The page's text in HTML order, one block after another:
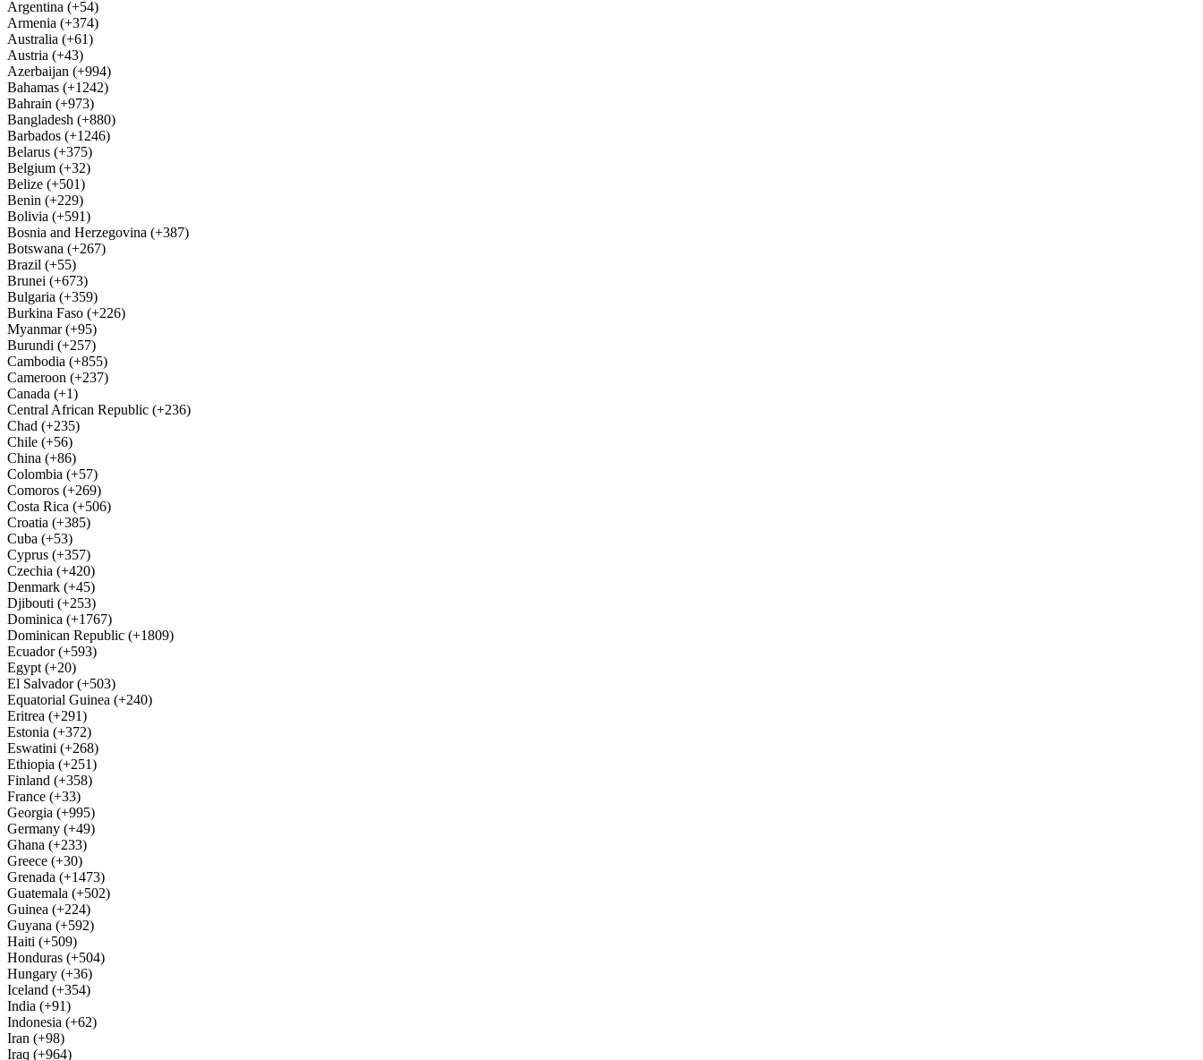
Argentina (+54)
Armenia (+374)
Australia (+61)
Austria (+43)
Azerbaijan (+994)
Bahamas (+1242)
Bahrain (+973)
Bangladesh (+880)
Barbados (+1246)
Belarus (+375)
Belgium (+32)
Belize (+501)
Benin (+229)
Bolivia (+591)
Bosnia and Herzegovina (+387)
Botswana (+267)
Brazil (+55)
Brunei (+673)
Bulgaria (+359)
Burkina Faso (+226)
Myanmar (+95)
Burundi (+257)
Cambodia (+855)
Cameroon (+237)
Canada (+1)
Central African Republic (+236)
Chad (+235)
Chile (+56)
China (+86)
Colombia (+57)
Comoros (+269)
Costa Rica (+506)
Croatia (+385)
Cuba (+53)
Cyprus (+357)
Czechia (+420)
Denmark (+45)
Djibouti (+253)
Dominica (+1767)
Dominican Republic (+1809)
Ecuador (+593)
Egypt (+20)
El Salvador (+503)
Equatorial Guinea (+240)
Eritrea (+291)
Estonia (+372)
Eswatini (+268)
Ethiopia (+251)
Finland (+358)
France (+33)
Georgia (+995)
Germany (+49)
Ghana (+233)
Greece (+30)
Grenada (+1473)
Guatemala (+502)
Guinea (+224)
Guyana (+592)
Haiti (+509)
Honduras (+504)
Hungary (+36)
Iceland (+354)
India (+91)
Indonesia (+62)
Iran (+98)
Iraq (+964)